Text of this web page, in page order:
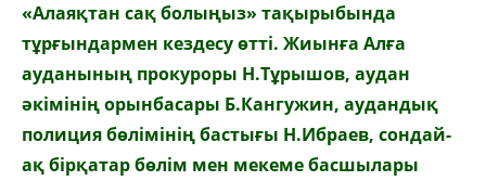
«Алаяқтан сақ болыңыз» тақырыбында
тұрғындармен кездесу өтті. Жиынға Алға
ауданының прокуроры Н.Тұрышов, аудан
әкімінің орынбасары Б.Кангужин, аудандық
полиция бөлімінің бастығы Н.Ибраев, сондай-
ақ бірқатарбөлім мен мекеме басшылары